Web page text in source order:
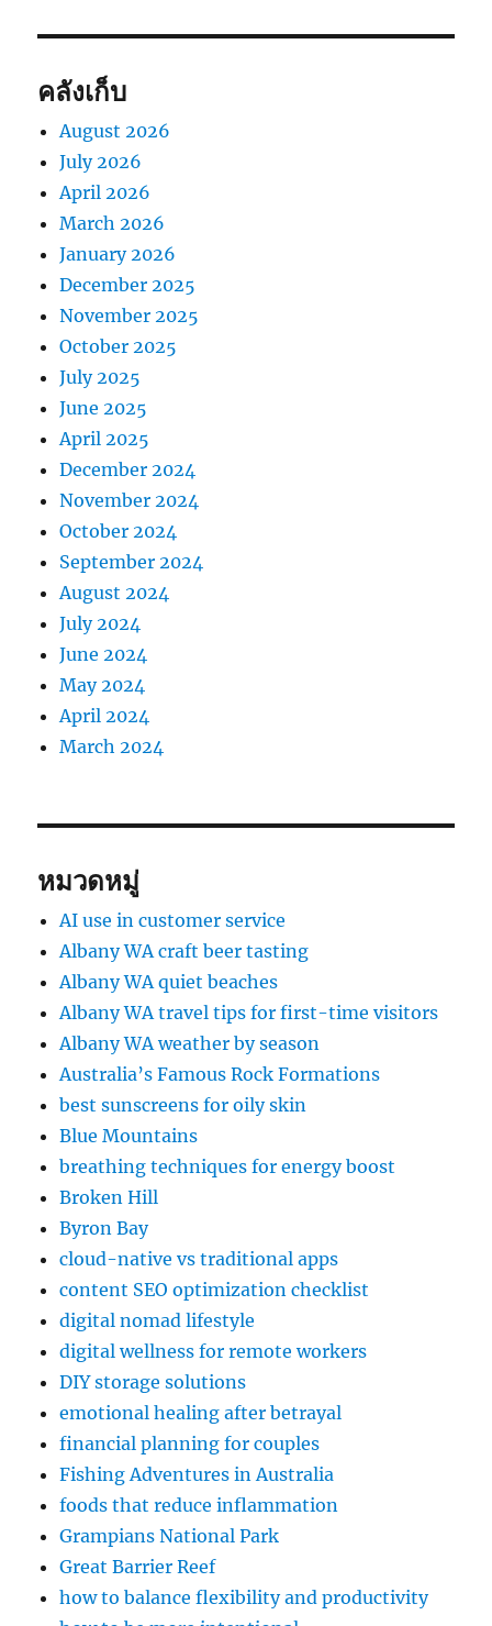
คลังเก็บ
August 2026
July 2026
April 2026
March 2026
January 2026
December 2025
November 2025
October 2025
July 2025
June 2025
April 2025
December 2024
November 2024
October 2024
September 2024
August 2024
July 2024
June 2024
May 2024
April 2024
March 2024
หมวดหมู่
AI use in customer service
Albany WA craft beer tasting
Albany WA quiet beaches
Albany WA travel tips for first-time visitors
Albany WA weather by season
Australia’s Famous Rock Formations
best sunscreens for oily skin
Blue Mountains
breathing techniques for energy boost
Broken Hill
Byron Bay
cloud-native vs traditional apps
content SEO optimization checklist
digital nomad lifestyle
digital wellness for remote workers
DIY storage solutions
emotional healing after betrayal
financial planning for couples
Fishing Adventures in Australia
foods that reduce inflammation
Grampians National Park
Great Barrier Reef
how to balance flexibility and productivity